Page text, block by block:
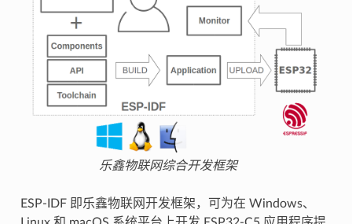
乐鑫物联网综合开发框架
ESP-IDF 即乐鑫物联网开发框架，可为在 Windows、